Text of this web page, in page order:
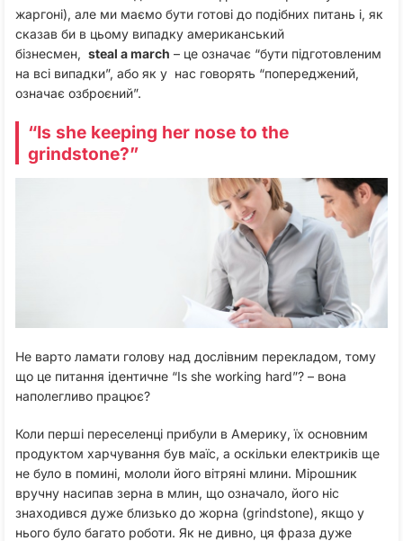
жаргоні), але ми маємо бути готові до подібних питань і, як
сказав би в цьому випадку американський
бізнесмен, steal a march – це означає “бути підготовленим
на всі випадки”, або як у нас говорять “попереджений,
означає озброєний”.
“Is she keeping her nose to the
grindstone?”
Не варто ламати голову над дослівним перекладом, тому
що це питання ідентичне “Is she working hard”? – вона
наполегливо працює?
Коли перші переселенці прибули в Америку, їх основним
продуктом харчування був маїс, а оскільки електриків ще
не було в помині, мололи його вітряні млини. Мірошник
вручну насипав зерна в млин, що означало, його ніс
знаходився дуже близько до жорна (grindstone), якщо у
нього було багато роботи. Як не дивно, ця фраза дуже